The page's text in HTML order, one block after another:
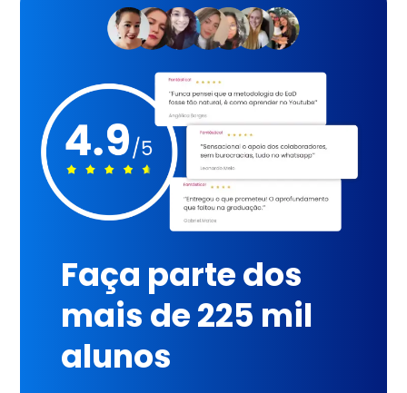
Faça parte dos
mais de 225 mil
alunos